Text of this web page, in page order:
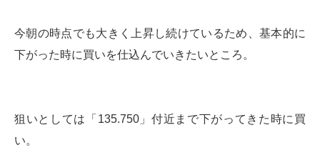
今朝の時点でも大きく上昇し続けているため、基本的に
下がった時に買いを仕込んでいきたいところ。
狙いとしては「135.750」付近まで下がってきた時に買
い。